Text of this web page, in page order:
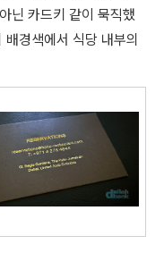
아닌 카드키 같이 묵직했
경색에서 식당 내부의